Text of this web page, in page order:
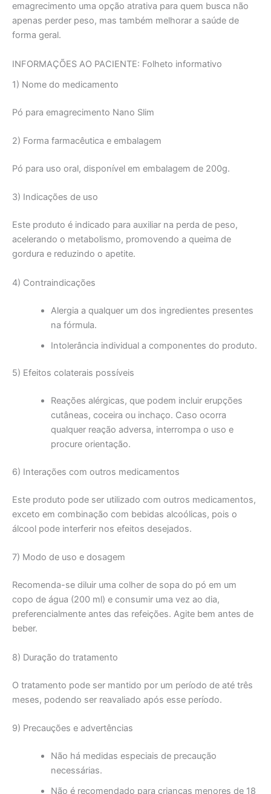
emagrecimento uma opção atrativa para quem busca não
apenas perder peso, mas também melhorar a saúde de
forma geral.
INFORMAÇÕES AO PACIENTE: Folheto informativo
1) Nome do medicamento
Pó para emagrecimento Nano Slim
2) Forma farmacêutica e embalagem
Pó para uso oral, disponível em embalagem de 200g.
3) Indicações de uso
Este produto é indicado para auxiliar na perda de peso,
acelerando o metabolismo, promovendo a queima de
gordura e reduzindo o apetite.
4) Contraindicações
Alergia a qualquer um dos ingredientes presentes
na fórmula.
Intolerância individual a componentes do produto.
5) Efeitos colaterais possíveis
Reações alérgicas, que podem incluir erupções
cutâneas, coceira ou inchaço. Caso ocorra
qualquer reação adversa, interrompa o uso e
procure orientação.
6) Interações com outros medicamentos
Este produto pode ser utilizado com outros medicamentos,
exceto em combinação com bebidas alcoólicas, pois o
álcool pode interferir nos efeitos desejados.
7) Modo de uso e dosagem
Recomenda-se diluir uma colher de sopa do pó em um
copo de água (200 ml) e consumir uma vez ao dia,
preferencialmente antes das refeições. Agite bem antes de
beber.
8) Duração do tratamento
O tratamento pode ser mantido por um período de até três
meses, podendo ser reavaliado após esse período.
9) Precauções e advertências
Não há medidas especiais de precaução
necessárias.
Não é recomendado para crianças menores de 18